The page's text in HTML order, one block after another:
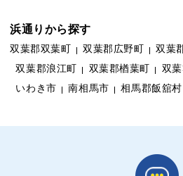
浜通りから探す
双葉郡双葉町 双葉郡広野町 双葉
双葉郡浪江町
双葉郡楢葉町 双
いわき市
南相馬市 相馬郡飯舘村